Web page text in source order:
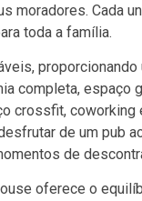
Cada
toda a família.
completa, espaço
crossfit,
de um pub
de
oferece o